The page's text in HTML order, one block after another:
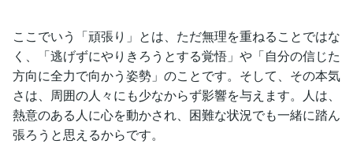
ここでいう「頑張り」とは、ただ無理を重ねることではな
く、「逃げずにやりきろうとする覚悟」や「自分の信じた
方向に全力で向かう姿勢」のことです。そして、その本気
さは、周囲の人々にも少なからず影響を与えます。人は、
熱意のある人に心を動かされ、困難な状況でも一緒に踏ん
張ろうと思えるからです。